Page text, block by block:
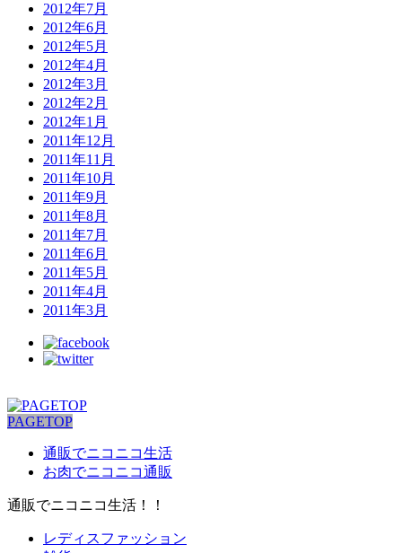
2012年7月
2012年6月
2012年5月
2012年4月
2012年3月
2012年2月
2012年1月
2011年12月
2011年11月
2011年10月
2011年9月
2011年8月
2011年7月
2011年6月
2011年5月
2011年4月
2011年3月
PAGETOP
通販でニコニコ生活
お肉でニコニコ通販
通販でニコニコ生活！！
レディスファッション